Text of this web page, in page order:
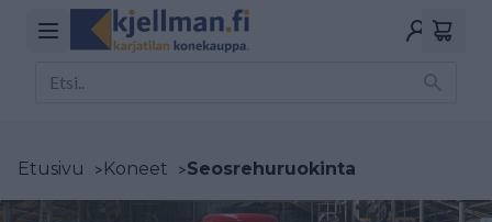
Etusivu >Koneet >Seosrehuruokinta